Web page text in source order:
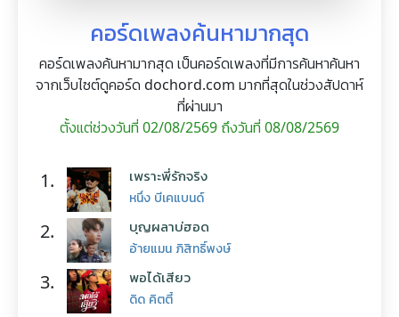
คอร์ดเพลงค้นหามากสุด
คอร์ดเพลงค้นหามากสุด เป็นคอร์ดเพลงที่มีการค้นหาค้นหา
จากเว็บไซต์ดูคอร์ด dochord.com มากที่สุดในช่วงสัปดาห์
ที่ผ่านมา
ตั้งแต่ช่วงวันที่ 02/08/2569 ถึงวันที่ 08/08/2569
1. เพราะพี่รักจริง
หนึ่ง บีเคแบนด์
2. บุญผลาบ่ฮอด
อ้ายแมน ภิสิทธิ์พงษ์
3. พอได้เสียว
ดิด คิตตี้